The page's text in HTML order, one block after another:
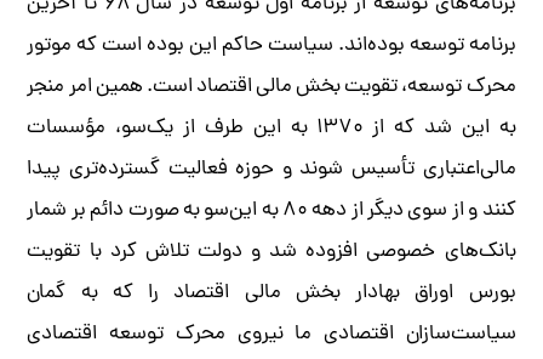
برنامه توسعه بوده‌اند. سیاست حاکم این بوده است که موتور
محرک توسعه، تقویت بخش مالی اقتصاد است. همین امر منجر
به این شد که از ۱۳۷۰ به این طرف از یک‌سو، مؤسسات
مالی‌اعتباری تأسیس شوند و حوزه فعالیت گسترده‌تری پیدا
کنند و از سوی دیگر از دهه ۸۰ به این‌سو به ‌صورت دائم بر شمار
بانک‌های خصوصی افزوده شد و دولت تلاش کرد با تقویت
بورس اوراق بهادار بخش مالی اقتصاد را که به گمان
سیاست‌سازان اقتصادی ما نیروی محرک توسعه اقتصادی